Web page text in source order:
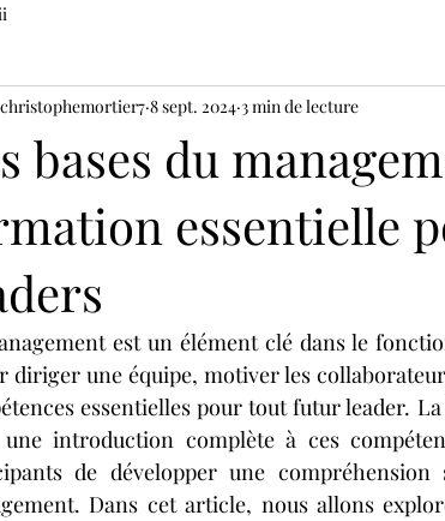
bases du
essentielle
christophemortier7 8 sept. 2024 3 min de lecture
est un élément clé dans le
diriger une équipe, motiver les
essentielles pour tout futur leader.
introduction complète à ces
de développer une
Dans cet article, nous allons